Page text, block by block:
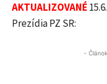
AKTUALIZOVANÉ
Prezídia PZ SR:
-